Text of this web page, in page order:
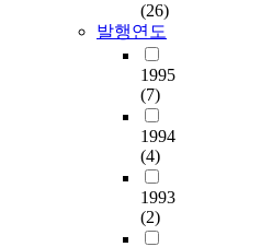
(26)
발행연도
1995
(7)
1994
(4)
1993
(2)